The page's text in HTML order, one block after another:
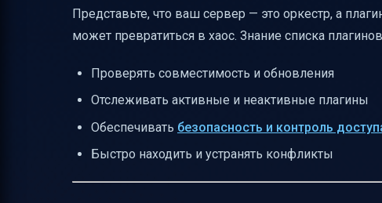
Представьте, что ваш сервер — это оркестр, а
может превратиться в хаос. Знание списка
Проверять совместимость и обновления
Отслеживать активные и неактивные плагины
Обеспечивать безопасность и контроль
Быстро находить и устранять конфликты